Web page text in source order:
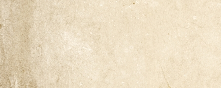
Pogoji poslovanja
Ponudba knjig
Pravilnik o zasebnosti